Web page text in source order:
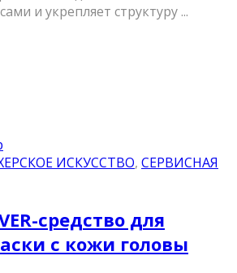
и укрепляет структуру ...
ИСКУССТВО, СЕРВИСНАЯ
средство для
с кожи головы